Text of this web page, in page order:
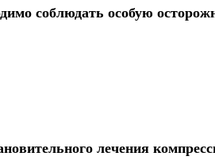
соблюдать особую
лечения